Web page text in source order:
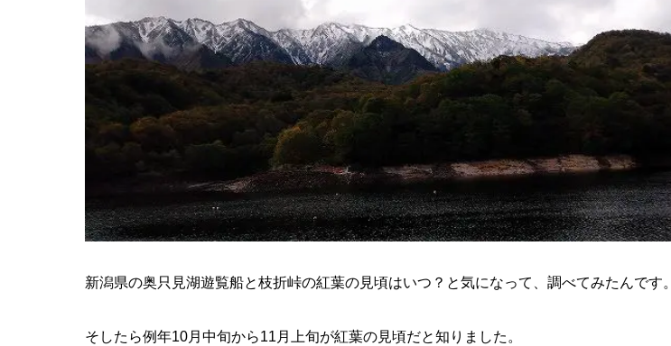
新潟県の奥只見湖遊覧船と枝折峠の紅葉の見頃はいつ？と気になって、調べてみたんです。
そしたら例年10月中旬から11月上旬が紅葉の見頃だと知りました。